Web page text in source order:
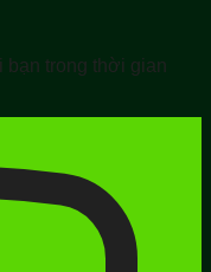
bạn trong thời gian